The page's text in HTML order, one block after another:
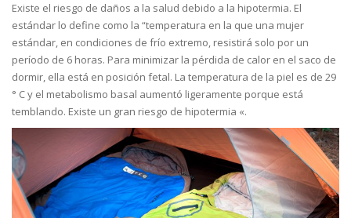
Existe el riesgo de daños a la salud debido a la hipotermia. El
estándar lo define como la “temperatura en la que una mujer
estándar, en condiciones de frío extremo, resistirá solo por un
período de 6 horas. Para minimizar la pérdida de calor en el saco de
dormir, ella está en posición fetal. La temperatura de la piel es de 29
° C y el metabolismo basal aumentó ligeramente porque está
temblando. Existe un gran riesgo de hipotermia «.